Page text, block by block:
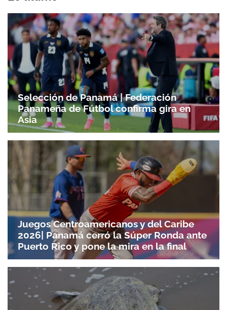
Gracias por suscribirte a nuestro boletín.
ACEPTAR
Selección de Panamá | Federación
Panameña de Fútbol confirma gira en
Asia
Juegos Centroamericanos y del Caribe
2026| Panamá cerró la Súper Ronda ante
Puerto Rico y pone la mira en la final